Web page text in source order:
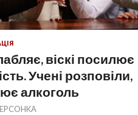
віскі посилює
Учені розповіли,
алкоголь